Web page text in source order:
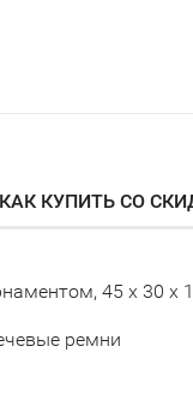
КАК КУПИТЬ СО
45 x 30 x
ремни